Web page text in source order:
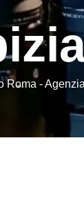
Roma -